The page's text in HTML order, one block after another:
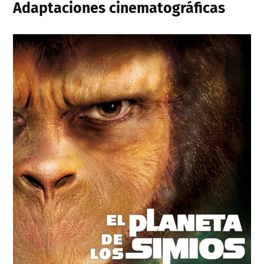
Adaptaciones cinematográficas